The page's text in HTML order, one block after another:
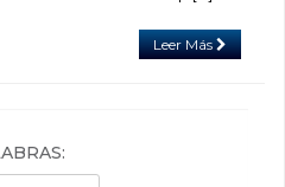
Leer Más